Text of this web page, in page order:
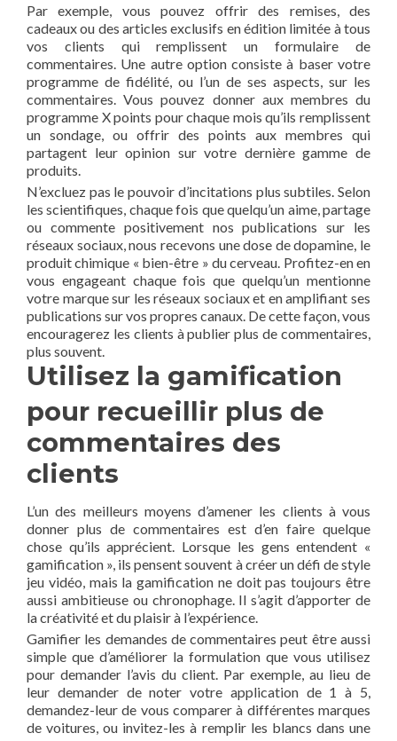
Par exemple, vous pouvez offrir des remises, des
cadeaux ou des articles exclusifs en édition limitée à tous
vos clients qui remplissent un formulaire de
commentaires. Une autre option consiste à baser votre
programme de fidélité, ou l’un de ses aspects, sur les
commentaires. Vous pouvez donner aux membres du
programme X points pour chaque mois qu’ils remplissent
un sondage, ou offrir des points aux membres qui
partagent leur opinion sur votre dernière gamme de
produits.
N’excluez pas le pouvoir d’incitations plus subtiles. Selon
les scientifiques, chaque fois que quelqu’un aime, partage
ou commente positivement nos publications sur les
réseaux sociaux, nous recevons une dose de dopamine, le
produit chimique « bien-être » du cerveau. Profitez-en en
vous engageant chaque fois que quelqu’un mentionne
votre marque sur les réseaux sociaux et en amplifiant ses
publications sur vos propres canaux. De cette façon, vous
encouragerez les clients à publier plus de commentaires,
plus souvent.
Utilisez la gamification
pour recueillir plus de
commentaires des
clients
L’un des meilleurs moyens d’amener les clients à vous
donner plus de commentaires est d’en faire quelque
chose qu’ils apprécient. Lorsque les gens entendent «
gamification », ils pensent souvent à créer un défi de style
jeu vidéo, mais la gamification ne doit pas toujours être
aussi ambitieuse ou chronophage. Il s’agit d’apporter de
la créativité et du plaisir à l’expérience.
Gamifier les demandes de commentaires peut être aussi
simple que d’améliorer la formulation que vous utilisez
pour demander l’avis du client. Par exemple, au lieu de
leur demander de noter votre application de 1 à 5,
demandez-leur de vous comparer à différentes marques
de voitures, ou invitez-les à remplir les blancs dans une